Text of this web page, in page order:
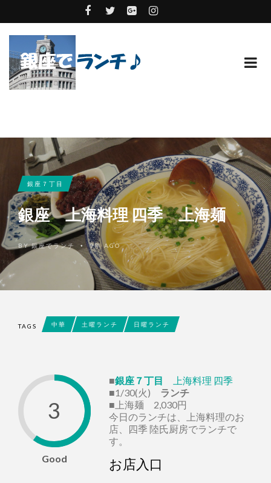
銀座７丁目
銀座 上海料理 四季 上海麺
BY銀座でランチ •9年 AGO
TAGS 中華 土曜ランチ 日曜ランチ
3
Good
■銀座７丁目
上海料理 四季
■1/30(火) ランチ
■上海麺 2,030円
今日のランチは、上海料理のお
店、四季 陸氏厨房でランチで
す。
お店入口